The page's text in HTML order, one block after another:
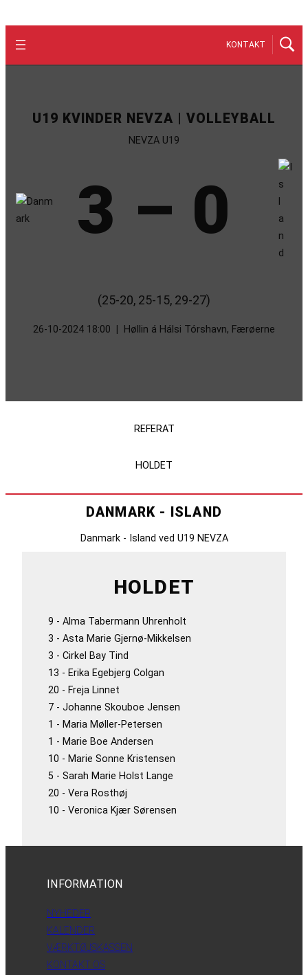
KONTAKT
U19 KVINDER NEVZA | VOLLEYBALL
NEVZA U19
3 – 0
(25-20, 25-15, 29-27)
26-10-2024 18:00 Høllin á Hálsi Tórshavn, Færøerne
REFERAT
HOLDET
DANMARK - ISLAND
Danmark - Island ved U19 NEVZA
HOLDET
9 - Alma Tabermann Uhrenholt
3 - Asta Marie Gjernø-Mikkelsen
3 - Cirkel Bay Tind
13 - Erika Egebjerg Colgan
20 - Freja Linnet
7 - Johanne Skouboe Jensen
1 - Maria Møller-Petersen
1 - Marie Boe Andersen
10 - Marie Sonne Kristensen
5 - Sarah Marie Holst Lange
20 - Vera Rosthøj
10 - Veronica Kjær Sørensen
INFORMATION
NYHEDER
KALENDER
VÆRKTØJSKASSEN
KONTAKT OS